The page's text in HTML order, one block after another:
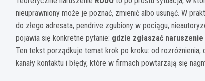
nieuprawniony może je poznać, zmienić albo usunąć. W
do złego adresata, pendrive zgubiony w pociągu,
pojawia się konkretne pytanie: gdzie zgłaszać naruszenie
Ten tekst porządkuje temat krok po kroku: od
kanały kontaktu i błędy, które w firmach powtarzają się